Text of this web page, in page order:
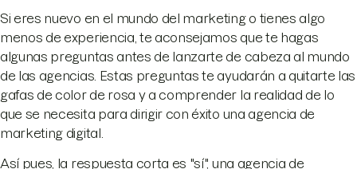
Si eres nuevo en el mundo del marketing o tienes algo
menos de experiencia, te aconsejamos que te hagas
algunas preguntas antes de lanzarte de cabeza al mundo
de las agencias. Estas preguntas te ayudarán a quitarte las
gafas de color de rosa y a comprender la realidad de lo
que se necesita para dirigir con éxito una agencia de
marketing digital.
Así pues, la respuesta corta es "sí", una agencia de